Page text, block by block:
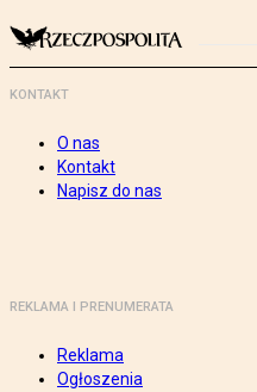
KONTAKT
O nas
Kontakt
Napisz do nas
REKLAMA I PRENUMERATA
Reklama
Ogłoszenia